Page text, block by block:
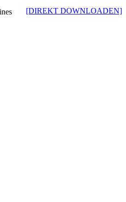
[DIREKT DOWNLOADEN]